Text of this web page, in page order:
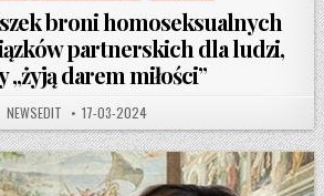
broni homoseksualnych
partnerskich dla ludzi,
„żyją darem miłości”
AUTHOR:
NEWSEDIT PUBLISHED DATE:
17-03-2024